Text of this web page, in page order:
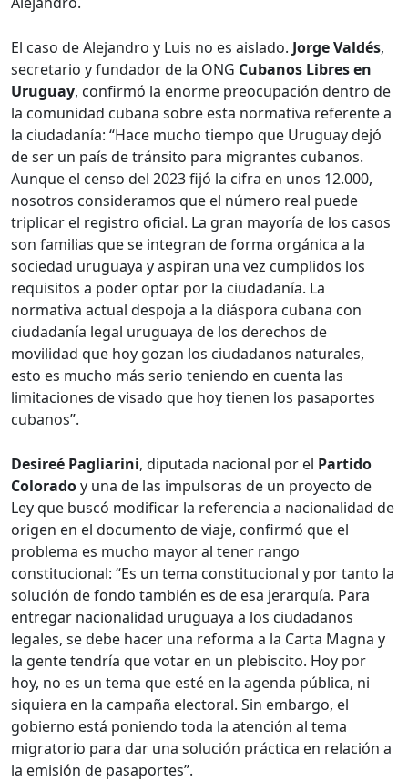
El caso de Alejandro y Luis no es aislado. Jorge Valdés,
secretario y fundador de la ONG Cubanos Libres en
Uruguay, confirmó la enorme preocupación dentro de
la comunidad cubana sobre esta normativa referente a
la ciudadanía: “Hace mucho tiempo que Uruguay dejó
de ser un país de tránsito para migrantes cubanos.
Aunque el censo del 2023 fijó la cifra en unos 12.000,
nosotros consideramos que el número real puede
triplicar el registro oficial. La gran mayoría de los casos
son familias que se integran de forma orgánica a la
sociedad uruguaya y aspiran una vez cumplidos los
requisitos a poder optar por la ciudadanía. La
normativa actual despoja a la diáspora cubana con
ciudadanía legal uruguaya de los derechos de
movilidad que hoy gozan los ciudadanos naturales,
esto es mucho más serio teniendo en cuenta las
limitaciones de visado que hoy tienen los pasaportes
cubanos”.
Desireé Pagliarini, diputada nacional por el Partido
Coloradoy una de las impulsoras de un proyecto de
Ley que buscó modificar la referencia a nacionalidad de
origen en el documento de viaje, confirmó que el
problema es mucho mayor al tener rango
constitucional: “Es un tema constitucional y por tanto la
solución de fondo también es de esa jerarquía. Para
entregar nacionalidad uruguaya a los ciudadanos
legales, se debe hacer una reforma a la Carta Magna y
la gente tendría que votar en un plebiscito. Hoy por
hoy, no es un tema que esté en la agenda pública, ni
siquiera en la campaña electoral. Sin embargo, el
gobierno está poniendo toda la atención al tema
migratorio para dar una solución práctica en relación a
la emisión de pasaportes”.